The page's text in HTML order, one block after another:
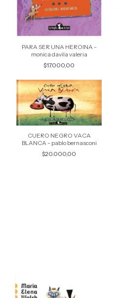
PARA SER UNA HEROINA -
monica davila valeria
$17.000,00
CUERO NEGRO VACA
BLANCA - pablo bernasconi
$20.000,00